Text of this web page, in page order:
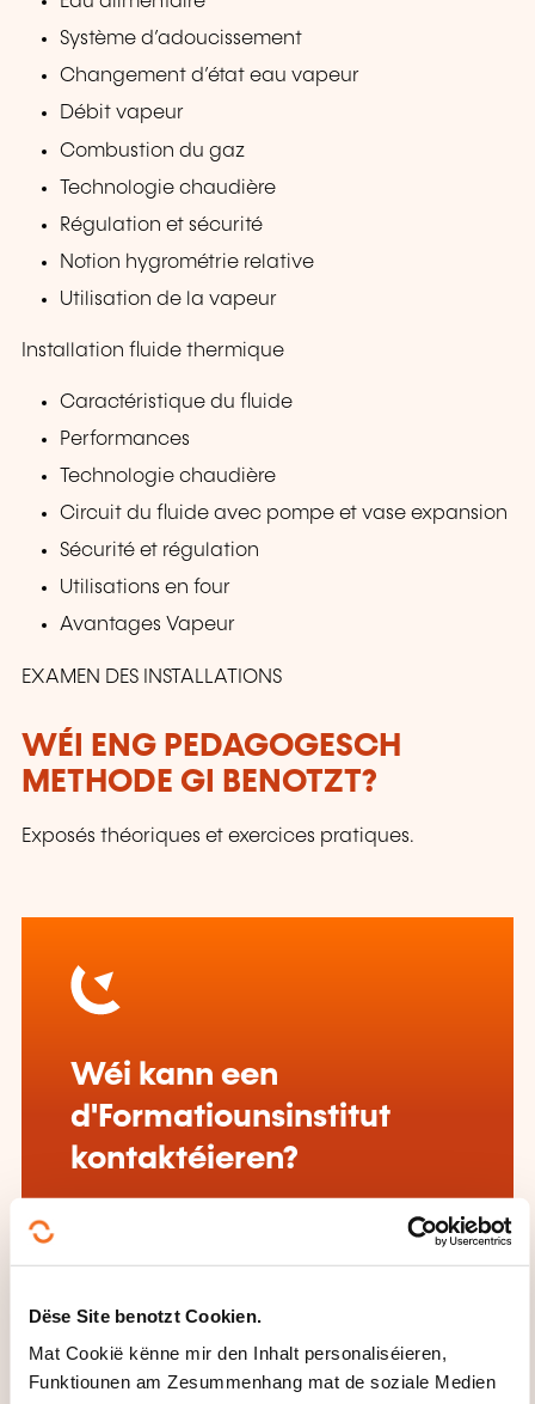
Dëse Site benotzt Cookien.
Mat Cookië kënne mir den Inhalt personaliséieren,
Funktiounen am Zesummenhang mat de soziale Medien
Système d’adoucissement
Changement d’état eau vapeur
Débit vapeur
Combustion du gaz
Technologie chaudière
Régulation et sécurité
Notion hygrométrie relative
Utilisation de la vapeur
Installation fluide thermique
Caractéristique du fluide
Performances
Technologie chaudière
Circuit du fluide avec pompe et vase expansion
Sécurité et régulation
Utilisations en four
Avantages Vapeur
EXAMEN DES INSTALLATIONS
WÉI ENG PEDAGOGESCH
METHODE GI BENOTZT?
Exposés théoriques et exercices pratiques.
Wéi kann een
d'Formatiounsinstitut
kontaktéieren?
jean-marc.poncelet@lc-academie.lu
+352 28 10 99 503
Méi iwwer den Formatiounsinstitut:
LC ACADEMIE